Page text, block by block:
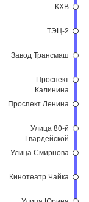
КХВ
ТЭЦ-2
Завод Трансмаш
Проспект
Калинина
Проспект Ленина
Улица 80-й
Гвардейской
Улица Смирнова
Кинотеатр Чайка